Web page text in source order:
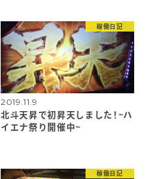
稼働日記
2019.11.9
北斗天昇で初昇天しました！~ハ
イエナ祭り開催中~
稼働日記